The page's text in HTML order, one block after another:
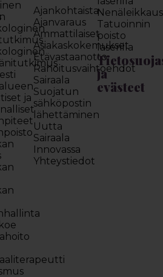
ja
Ajankohtaista
Ajanvaraus
Ammattilaiset
Asiakaskokemukset
Etävastaanotto
Rahoitusvaihtoehdot
Sairaala
Suojatun
sähköpostin
lähettäminen
Uutta
Sairaala
Innovassa
Yhteystiedot
Nenäleikkaus
Tatuoinnin
poisto
laserilla
ja
evästeet